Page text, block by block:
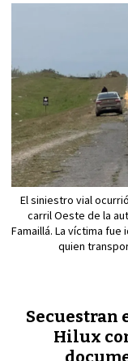
El siniestro vial
carril Oeste de la
Famaillá. La víctima
quien
Secuestran
Hilux